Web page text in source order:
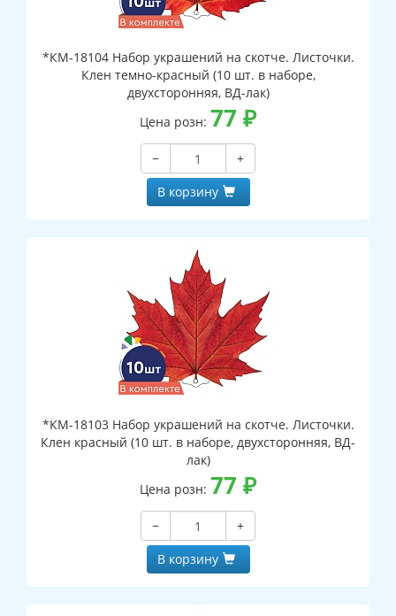
*КМ-18104 Набор украшений на скотче. Листочки.
Клен темно-красный (10 шт. в наборе,
двухсторонняя, ВД-лак)
Цена розн: 77 ₽
−
+
В корзину
*КМ-18103 Набор украшений на скотче. Листочки.
Клен красный (10 шт. в наборе, двухсторонняя, ВД-
лак)
Цена розн: 77 ₽
−
+
В корзину